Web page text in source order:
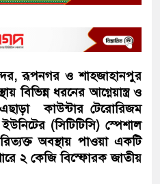
রূপনগর ও শাহজাহানপুর
বিভিন্ন ধরনের আগ্নেয়াস্ত্র ও
কাউন্টার টেরোরিজম
ইউনিটের (সিটিটিসি) স্পেশাল
অবস্থায় পাওয়া একটি
২ কেজি বিস্ফোরক জাতীয়